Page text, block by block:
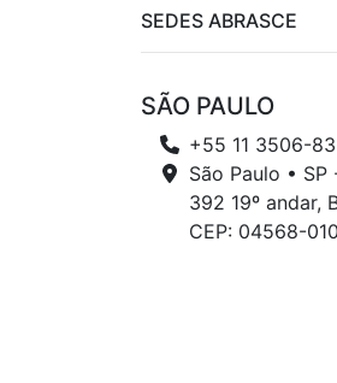
SEDES ABRASCE
SÃO PAULO
+55 11 3506-
São Paulo • SP
392 19º andar,
CEP: 04568-010